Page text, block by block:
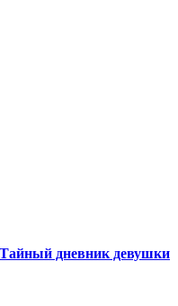
дневник девушки